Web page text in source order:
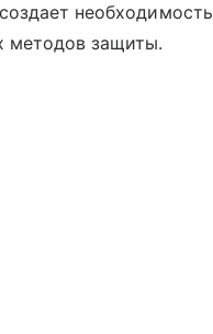
необходимость
методов защиты.